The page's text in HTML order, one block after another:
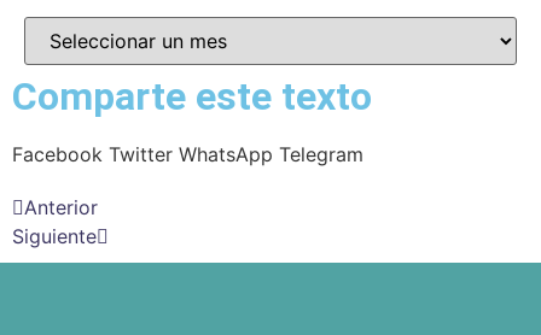
Comparte este texto
Facebook Twitter WhatsApp Telegram
Anterior
Siguiente